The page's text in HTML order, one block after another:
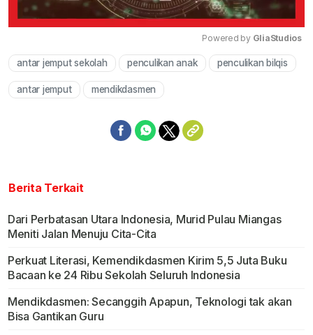
Mute
Powered by GliaStudios
antar jemput sekolah penculikan anak penculikan bilqis
antar jemput mendikdasmen
Berita Terkait
Dari Perbatasan Utara Indonesia, Murid Pulau Miangas
Meniti Jalan Menuju Cita-Cita
Perkuat Literasi, Kemendikdasmen Kirim 5,5 Juta Buku
Bacaan ke 24 Ribu Sekolah Seluruh Indonesia
Mendikdasmen: Secanggih Apapun, Teknologi tak akan
Bisa Gantikan Guru